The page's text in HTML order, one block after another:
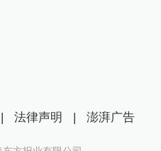
法律声明 | 澎湃广告